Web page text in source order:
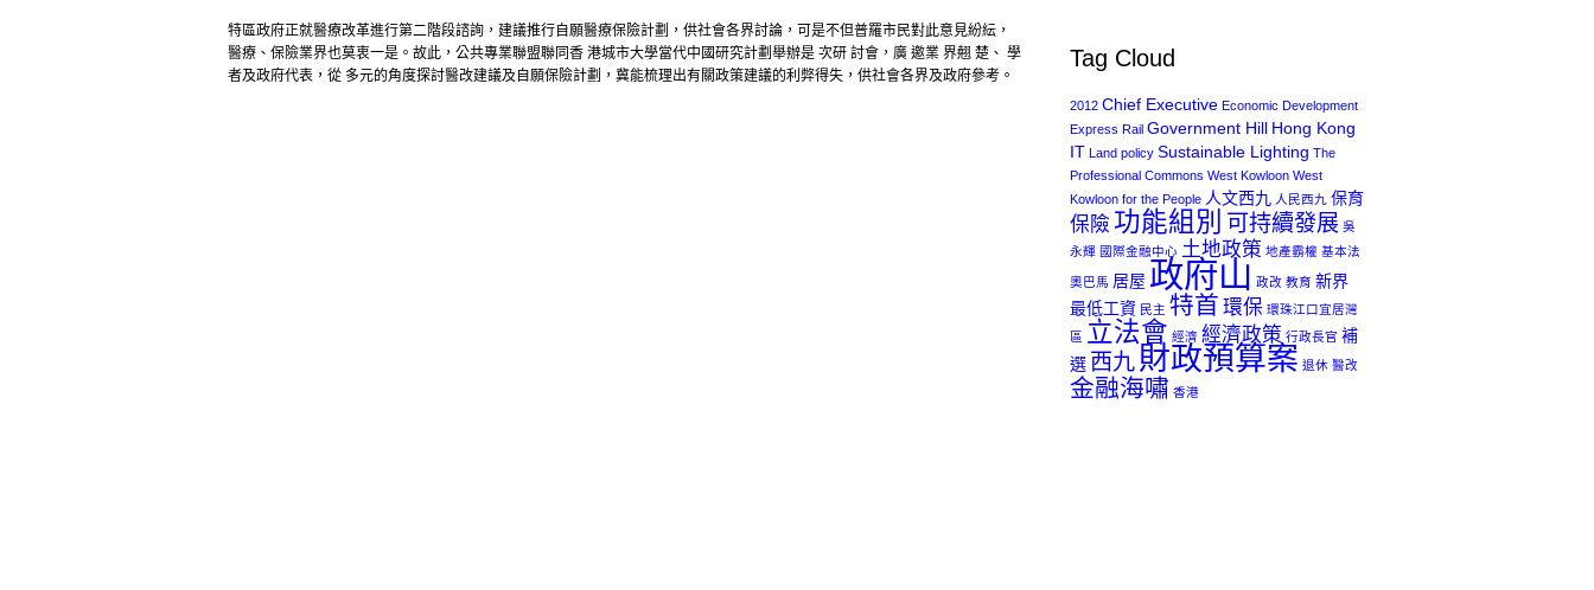
特區政府正就醫療改革進行第二階段諮詢，建議推行自願醫療保險計劃，供社會各界討論，可是不但普羅市民對此意見紛紜，
醫療、保險業界也莫衷一是。故此，公共專業聯盟聯同香 港城市大學當代中國研究計劃舉辦是 次研 討會，廣 邀業 界翹 楚、 學
者及政府代表，從 多元的角度探討醫改建議及自願保險計劃，冀能梳理出有關政策建議的利弊得失，供社會各界及政府參考。
Tag Cloud
2012 Chief Executive Economic Development
Express Rail Government Hill Hong Kong
IT Land policy Sustainable Lighting The
Professional Commons West Kowloon West
Kowloon for the People 人文西九 人民西九 保育
保險 功能組別 可持續發展 吳
永輝 國際金融中心 土地政策 地產霸權 基本法
奧巴馬 居屋 政府山 政改 教育 新界
最低工資 民主 特首 環保 環珠江口宜居灣
區 立法會 經濟 經濟政策 行政長官 補
選 西九財政預算案 退休 醫改
金融海嘯 香港